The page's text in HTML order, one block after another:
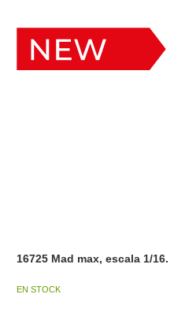
16725 Mad max, escala 1/16.
EN STOCK